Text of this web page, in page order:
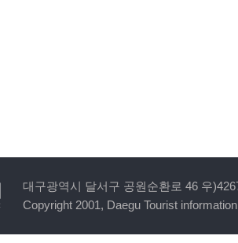
대구광역시 달서구 공원순환로 46 우
Copyright 2001, Daegu Tourist